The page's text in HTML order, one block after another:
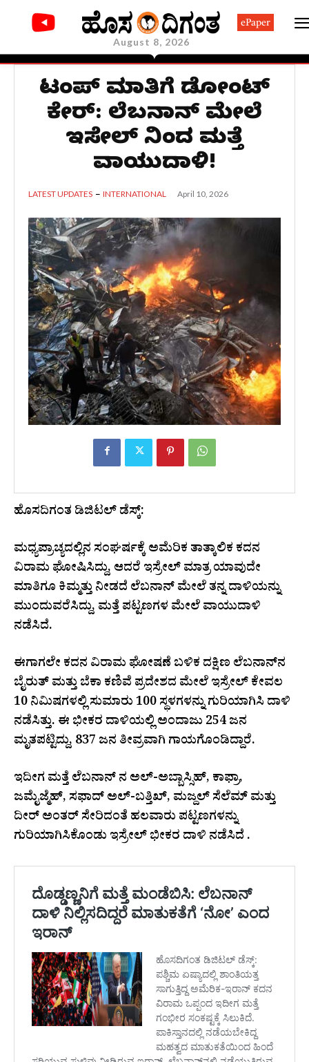
August 8, 2026
ePaper
ಟ್ರಂಪ್ ಮಾತಿಗೆ ಡೋಂಟ್
ಕೇರ್: ಲೆಬನಾನ್​ ಮೇಲೆ
ಇಸ್ರೇಲ್ ನಿಂದ ಮತ್ತೆ
ವಾಯುದಾಳಿ!
LATEST UPDATES INTERNATIONAL April 10, 2026
ಹೊಸದಿಗಂತ ಡಿಜಿಟಲ್ ಡೆಸ್ಕ್:
ಮಧ್ಯಪ್ರಾಚ್ಯದಲ್ಲಿನ ಸಂಘರ್ಷಕ್ಕೆ ಅಮೆರಿಕ ತಾತ್ಕಾಲಿಕ ಕದನ
ವಿರಾಮ ಘೋಷಿಸಿದ್ದು, ಆದರೆ ಇಸ್ರೇಲ್​ ಮಾತ್ರ ಯಾವುದೇ
ಮಾತಿಗೂ ಕಿಮ್ಮತ್ತು ನೀಡದೆ ಲೆಬನಾನ್​ ಮೇಲೆ ತನ್ನ ದಾಳಿಯನ್ನು
ಮುಂದುವರೆಸಿದ್ದು, ಮತ್ತೆ ಪಟ್ಟಣಗಳ ಮೇಲೆ ವಾಯುದಾಳಿ
ನಡೆಸಿದೆ.
ಈಗಾಗಲೇ ಕದನ ವಿರಾಮ ಘೋಷಣೆ ಬಳಿಕ ದಕ್ಷಿಣ ಲೆಬನಾನ್​ನ
ಬೈರುತ್ ಮತ್ತು ಬೆಕಾ ಕಣಿವೆ ಪ್ರದೇಶದ ಮೇಲೆ ಇಸ್ರೇಲ್ ಕೇವಲ
10 ನಿಮಿಷಗಳಲ್ಲಿ ಸುಮಾರು 100 ಸ್ಥಳಗಳನ್ನು ಗುರಿಯಾಗಿಸಿ ದಾಳಿ
ನಡೆಸಿತ್ತು. ಈ ಭೀಕರ ದಾಳಿಯಲ್ಲಿ ಅಂದಾಜು 254 ಜನ
ಮೃತಪಟ್ಟಿದ್ದು, 837 ಜನ ತೀವ್ರವಾಗಿ ಗಾಯಗೊಂಡಿದ್ದಾರೆ.
ಇದೀಗ ಮತ್ತೆ ಲೆಬನಾನ್​ ನ ಅಲ್-ಅಬ್ಬಾಸ್ಸಿಹ್, ಕಾಫ್ರಾ,
ಜಮೈಜ್ಮೆಹ್, ಸಫಾದ್ ಅಲ್-ಬತ್ತಿಖ್, ಮಜ್ದಲ್ ಸೆಲೆಮ್ ಮತ್ತು
ದೀರ್ ಅಂತರ್ ಸೇರಿದಂತೆ ಹಲವಾರು ಪಟ್ಟಣಗಳನ್ನು
ಗುರಿಯಾಗಿಸಿಕೊಂಡು ಇಸ್ರೇಲ್ ಭೀಕರ ದಾಳಿ ನಡೆಸಿದೆ .